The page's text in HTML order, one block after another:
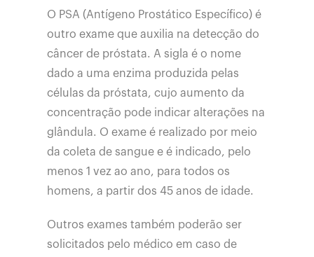
O PSA (Antígeno Prostático Específico) é
outro exame que auxilia na detecção do
câncer de próstata. A sigla é o nome
dado a uma enzima produzida pelas
células da próstata, cujo aumento da
concentração pode indicar alterações na
glândula. O exame é realizado por meio
da coleta de sangue e é indicado, pelo
menos 1 vez ao ano, para todos os
homens, a partir dos 45 anos de idade.
Outros exames também poderão ser
solicitados pelo médico em caso de